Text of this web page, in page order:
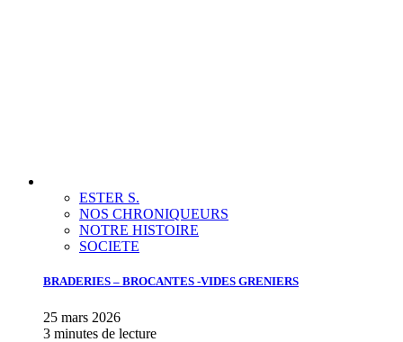
ESTER S.
NOS CHRONIQUEURS
NOTRE HISTOIRE
SOCIETE
BRADERIES – BROCANTES -VIDES GRENIERS
25 mars 2026
3 minutes de lecture